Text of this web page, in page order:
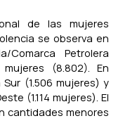
de las mujeres
se observa en
Petrolera
(8.802). En
(1.506 mujeres) y
(1.114 mujeres). El
cantidades menores